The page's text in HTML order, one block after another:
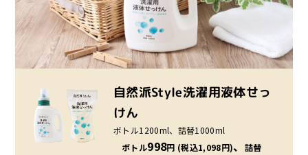
自然派Style洗濯用液体せっ
けん
ボトル1200ml、 詰替1000ml
ボトル998円 (税込1,098円)、 詰替